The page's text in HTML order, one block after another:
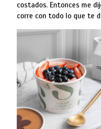
costados. Entonces me
corre con todo lo que te